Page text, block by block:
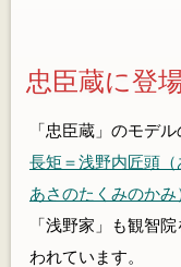
忠臣蔵に登
「忠臣蔵」のモデ
長矩＝浅野内匠頭（
あさのたくみのかみ
「浅野家」も観智
われています。